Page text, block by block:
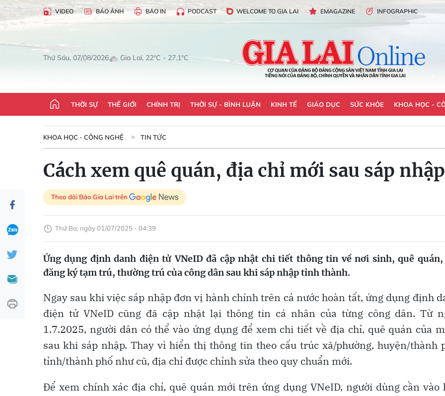
VIDEO BÁO ẢNH BÁO IN PODCAST WELCOME TO GIA LAI EMAGAZINE INFOGRAPHIC
Thứ Sáu, 07/08/2026 Gia Lai, 22°C - 27.1°C
THỜI SỰ THẾ GIỚI CHÍNH TRỊ THỜI SỰ - BÌNH LUẬN KINH TẾ GIÁO DỤC SỨC KHỎE KHOA HỌC -
KHOA HỌC - CÔNG NGHỆ TIN TỨC
Cách xem quê quán, địa chỉ mới sau sáp
Theo dõi Báo Gia Lai trên
Thứ Ba, ngày 01/07/2025 - 04:39
Ứng dụng định danh điện tử VNeID đã cập nhật chi tiết thông tin về nơi sinh, quê
đăng ký tạm trú, thường trú của công dân sau khi sáp nhập tỉnh thành.
Ngay sau khi việc sáp nhập đơn vị hành chính trên cả nước hoàn tất, ứng dụng định
điện tử VNeID cũng đã cập nhật lại thông tin cá nhân của từng công dân. Từ
1.7.2025, người dân có thể vào ứng dụng để xem chi tiết về địa chỉ, quê quán của
sau khi sáp nhập. Thay vì hiển thị thông tin theo cấu trúc xã/phường, huyện/thành
tỉnh/thành phố như cũ, địa chỉ được chỉnh sửa theo quy chuẩn mới.
Để xem chính xác địa chỉ, quê quán mới trên ứng dụng VNeID, người dùng cần vào